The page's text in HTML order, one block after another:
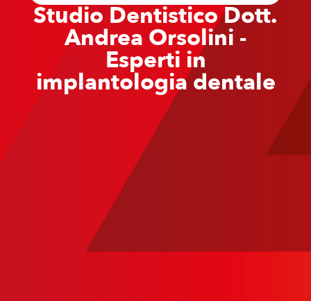
Studio Dentistico Dott.
Andrea Orsolini -
Esperti in
implantologia dentale